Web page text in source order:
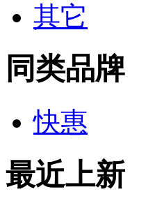
其它
同类品牌
快惠
最近上新